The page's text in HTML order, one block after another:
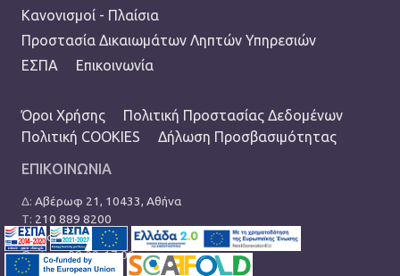
FOOTER
Κανονισμοί - Πλαίσια
Προστασία Δικαιωμάτων Ληπτών Υπηρεσιών
ΕΣΠΑ
Επικοινωνία
TERMS MENU
Όροι Χρήσης
Πολιτική Προστασίας Δεδομένων
Πολιτική COOKIES
Δήλωση Προσβασιμότητας
ΕΠΙΚΟΙΝΩΝΙΑ
Δ: Αβέρωφ 21, 10433, Αθήνα
Τ: 210 889 8200
Ε:info@eopae.gr
Ωράριο: 08:00-17:00